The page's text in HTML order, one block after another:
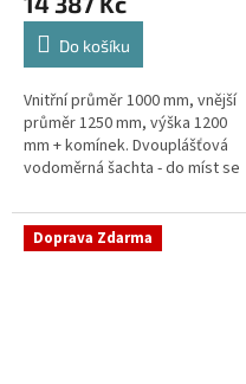
je
4,8
hvězdiček.
Do košíku
Vnitřní průměr 1000 mm, vnější
průměr 1250 mm, výška 1200
mm + komínek. Dvouplášťová
vodoměrná šachta - do míst se
parkovací stáníStandardní...
Doprava Zdarma